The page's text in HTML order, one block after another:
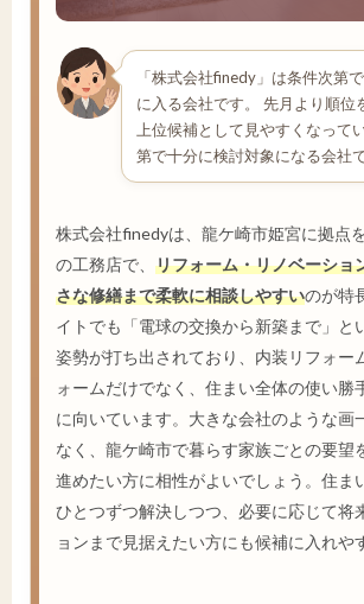
「株式会社finedy」は条件次第
に入る会社です。 先月より順位
上位候補として見やすくなって
第で十分に検討対象になる会社で
株式会社finedyは、龍ケ崎市姫宮に拠点
の工務店で、 リフォーム・リノベーショ
さな修繕まで柔軟に相談しやすいのが特
イトでも「電球の交換から新築まで」と
姿勢が打ち出されており、内装リフォー
ォームだけでなく、住まい全体の使い勝
に向いています。大きな会社のような画
なく、龍ケ崎市で暮らす家族ごとの要望
進めたい方に相性がよいでしょう。住ま
ひとつずつ解決しつつ、必要に応じて将
ョンまで見据えたい方にも候補に入れや